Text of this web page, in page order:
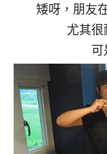
矮呀，朋友
尤其
可